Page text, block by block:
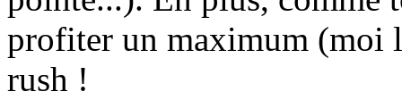
profiter un maximum (moi
rush !